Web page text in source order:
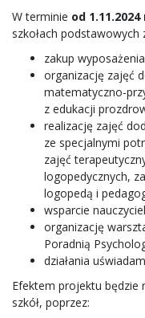
W terminie od 1.11.2024
szkołach podstawowych
zakup
organizację zajęć
matematyczno-
z edukacji
realizację zajęć
ze specjalnymi
zajęć
logopedycznych,
logopedą i
wsparcie
organizację
Poradnią
działania
Efektem projektu
szkół, poprzez: